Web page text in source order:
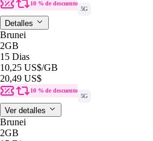
10 % de descuento
5G
Detalles
Brunei
2GB
15 Dias
10,25 US$/GB
20,49 US$
10 % de descuento
5G
Ver detalles
Brunei
2GB